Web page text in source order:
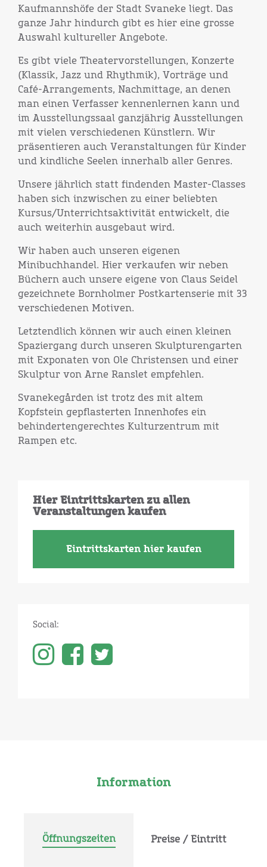
Kaufmannshöfe der Stadt Svaneke liegt. Das
ganze Jahr hindurch gibt es hier eine grosse
Auswahl kultureller Angebote.
Es gibt viele Theatervorstellungen, Konzerte
(Klassik, Jazz und Rhythmik), Vorträge und
Café-Arrangements, Nachmittage, an denen
man einen Verfasser kennenlernen kann und
im Ausstellungssaal ganzjährig Ausstellungen
mit vielen verschiedenen Künstlern. Wir
präsentieren auch Veranstaltungen für Kinder
und kindliche Seelen innerhalb aller Genres.
Unsere jährlich statt findenden Master-Classes
haben sich inzwischen zu einer beliebten
Kursus/Unterrichtsaktivität entwickelt, die
auch weiterhin ausgebaut wird.
Wir haben auch unseren eigenen
Minibuchhandel. Hier verkaufen wir neben
Büchern auch unsere eigene von Claus Seidel
gezeichnete Bornholmer Postkartenserie mit 33
verschiedenen Motiven.
Letztendlich können wir auch einen kleinen
Spaziergang durch unseren Skulpturengarten
mit Exponaten von Ole Christensen und einer
Skulptur von Arne Ranslet empfehlen.
Svanekegården ist trotz des mit altem
Kopfstein gepflasterten Innenhofes ein
behindertengerechtes Kulturzentrum mit
Rampen etc.
Hier Eintrittskarten zu allen
Veranstaltungen kaufen
Eintrittskarten hier kaufen
Social:
Information
Öffnungszeiten Preise / Eintritt